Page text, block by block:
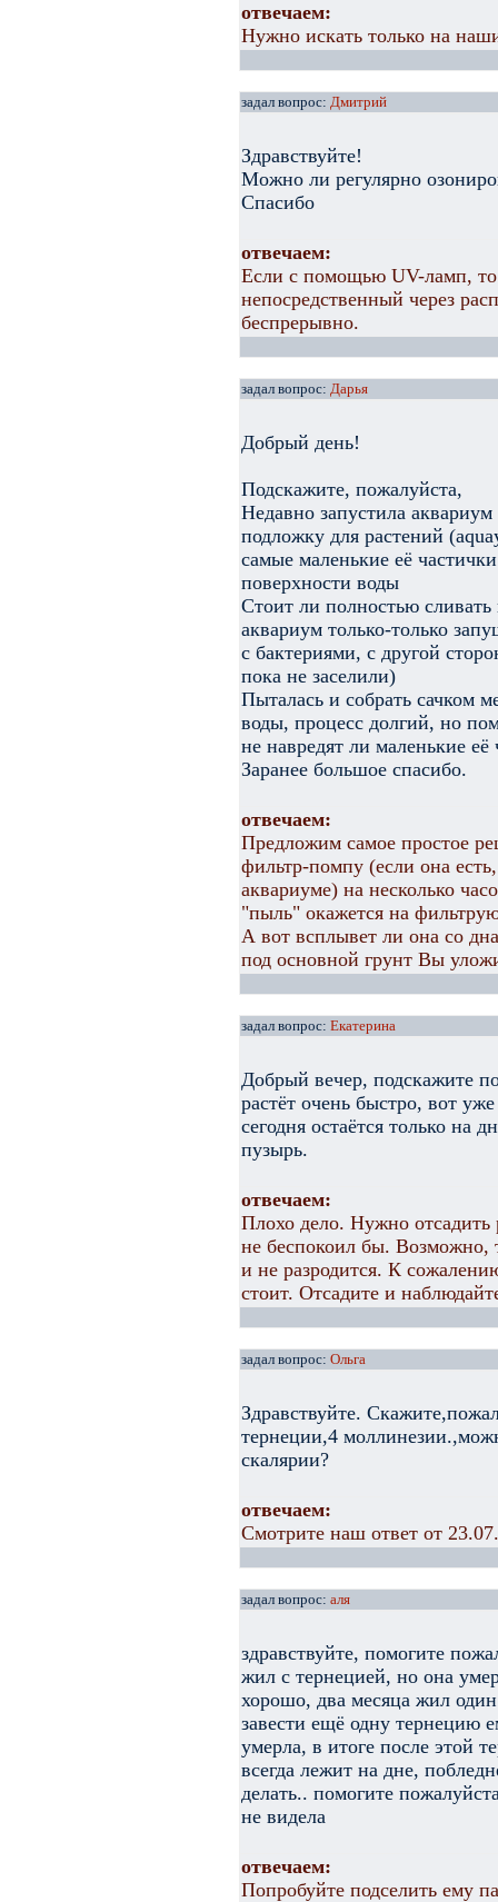
отвечаем:
Нужно искать только на
задал вопрос: Дмитрий
Здравствуйте!
Можно ли регулярно
Спасибо
отвечаем:
Если с помощью UV-ламп,
непосредственный через
беспрерывно.
задал вопрос: Дарья
Добрый день!
Подскажите, пожалуйста,
Недавно запустила
подложку для растений
самые маленькие её
поверхности воды
Стоит ли полностью
аквариум только-только
с бактериями, с другой
пока не заселили)
Пыталась и собрать сачком
воды, процесс долгий, но
не навредят ли маленькие
Заранее большое спасибо.
отвечаем:
Предложим самое простое
фильтр-помпу (если она
аквариуме) на несколько
"пыль" окажется на
А вот всплывет ли она со
под основной грунт Вы
задал вопрос: Екатерина
Добрый вечер, подскажите
растёт очень быстро, вот
сегодня остаётся только на
пузырь.
отвечаем:
Плохо дело. Нужно отсадить
не беспокоил бы. Возможно,
и не разродится. К
стоит. Отсадите и
задал вопрос: Ольга
Здравствуйте.
тернеции,4
скалярии?
отвечаем:
Смотрите наш ответ от
задал вопрос: аля
здравствуйте, помогите
жил с тернецией, но она
хорошо, два месяца жил
завести ещё одну тернецию
умерла, в итоге после этой
всегда лежит на дне,
делать.. помогите
не видела
отвечаем:
Попробуйте подселить ему